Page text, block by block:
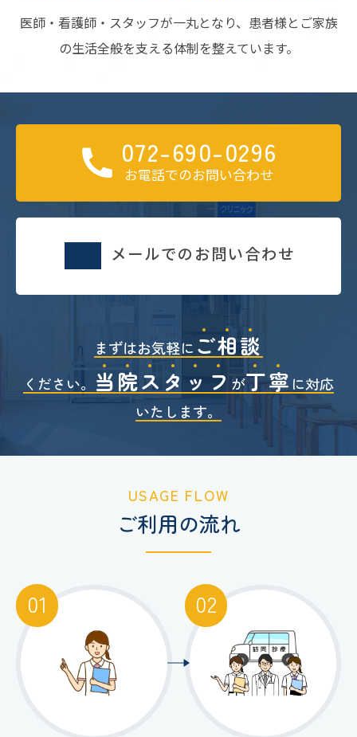
医師・看護師・スタッフが一丸となり、患者様とご家族
の生活全般を支える体制を整えています。
072-690-0296
お電話でのお問い合わせ
メールでのお問い合わせ
まずはお気軽に ご相談
ください。 当院ス タ ッ フが丁寧 に対応
いたします。
USAGE FLOW
ご利用の流れ